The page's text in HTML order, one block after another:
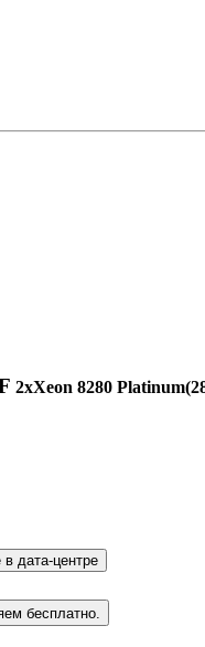
2xXeon 8280
дата-центре
бесплатно.